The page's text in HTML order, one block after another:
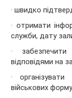
· швидко
· отримати
служби, дату
·
відповідями на
·
військових